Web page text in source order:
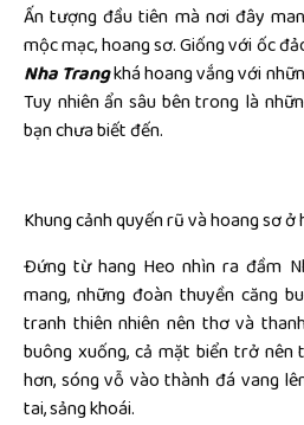
Ấn tượng đầu tiên mà nơi đây
mộc mạc, hoang sơ. Giống với ốc
Nha Trangkhá hoang vắng với
Tuy nhiên ẩn sâu bên trong là
bạn chưa biết đến.
Khung cảnh quyến rũ và hoang sơ ở
Đứng từ hang Heo nhìn ra đầm
mang, những đoàn thuyền căng
tranh thiên nhiên nên thơ và
buông xuống, cả mặt biển trở
hơn, sóng vỗ vào thành đá vang
tai, sảng khoái.